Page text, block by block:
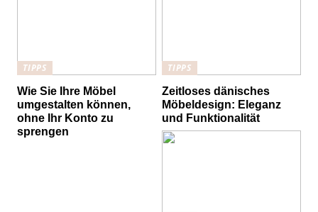
TIPPS
Wie Sie Ihre Möbel
umgestalten können,
ohne Ihr Konto zu
sprengen
TIPPS
Zeitloses dänisches
Möbeldesign: Eleganz
und Funktionalität